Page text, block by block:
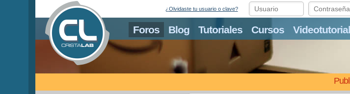
Foros Blog Tutoriales Cursos
¿Olvidaste tu usuario o clave?